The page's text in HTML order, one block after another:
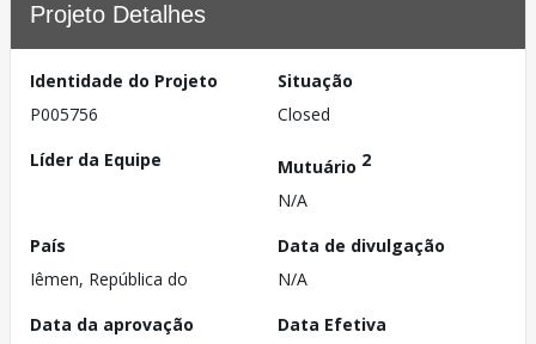
Projeto Detalhes
Identidade do Projeto
P005756
Situação
Closed
Líder da Equipe
Mutuário 2
N/A
País
Iêmen, República do
Data de divulgação
N/A
Data da aprovação
Data Efetiva